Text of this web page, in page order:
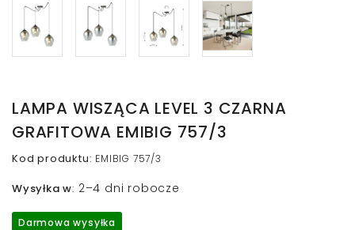
LAMPA WISZĄCA LEVEL 3 CZARNA
GRAFITOWA EMIBIG 757/3
Kod produktu: EMIBIG 757/3
Wysyłka w: 2–4 dni robocze
Darmowa wysyłka